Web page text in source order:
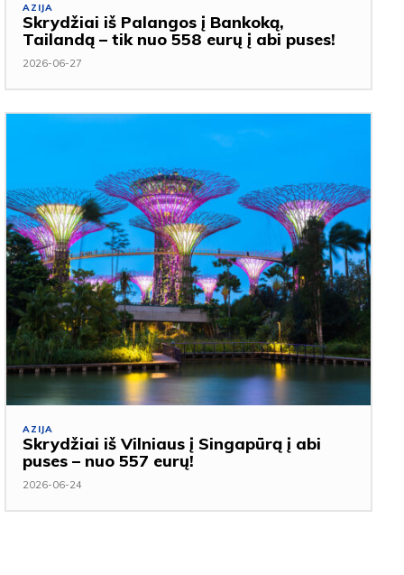
AZIJA
Skrydžiai iš Palangos į Bankoką,
Tailandą – tik nuo 558 eurų į abi puses!
2026-06-27
AZIJA
Skrydžiai iš Vilniaus į Singapūrą į abi
puses – nuo 557 eurų!
2026-06-24